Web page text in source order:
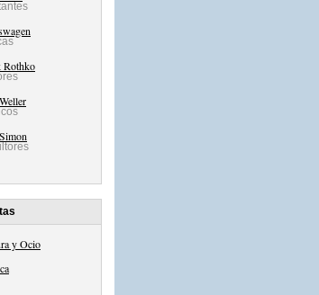
Rothko
y Ocio